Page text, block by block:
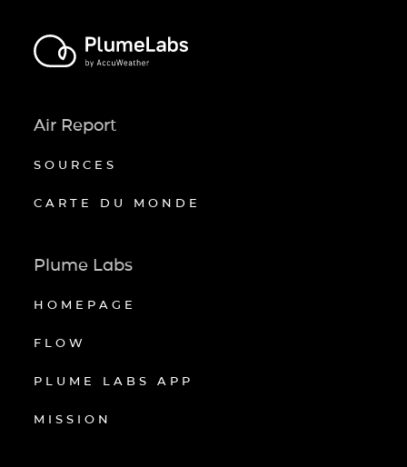
Air Report
SOURCES
CARTE DU MONDE
Plume Labs
HOMEPAGE
FLOW
PLUME LABS APP
MISSION